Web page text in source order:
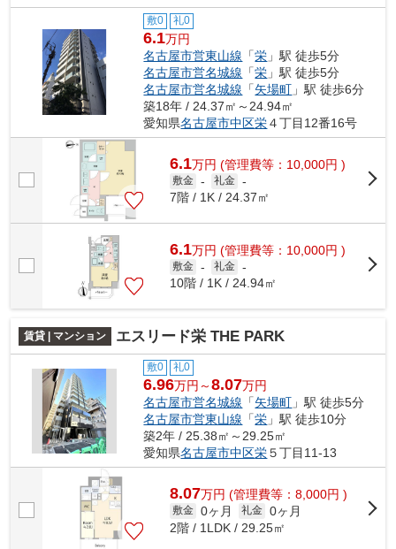
敷0 礼0
6.1万円
名古屋市営東山線 「栄 」駅 徒歩5分
名古屋市営名城線 「栄 」駅 徒歩5分
名古屋市営名城線 「矢場町 」駅 徒歩6分
築18年 / 24.37㎡～24.94㎡
愛知県名古屋市中区栄４丁目12番16号
6.1万円 (管理費等：10,000円 )
敷金 - 礼金 -
7階 / 1K / 24.37㎡
6.1万円 (管理費等：10,000円 )
敷金 - 礼金 -
10階 / 1K / 24.94㎡
賃貸 | マンション エスリード栄 THE PARK
敷0 礼0
6.96万円～8.07万円
名古屋市営名城線 「矢場町 」駅 徒歩5分
名古屋市営東山線 「栄 」駅 徒歩10分
築2年 / 25.38㎡～29.25㎡
愛知県名古屋市中区栄５丁目11-13
8.07万円 (管理費等：8,000円 )
敷金 0ヶ月 礼金 0ヶ月
2階 / 1LDK / 29.25㎡